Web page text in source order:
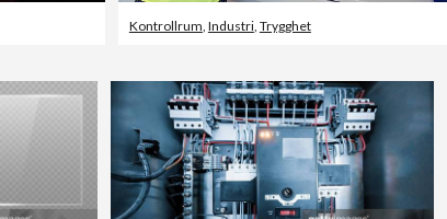
Kontrollrum, Industri, Trygghet